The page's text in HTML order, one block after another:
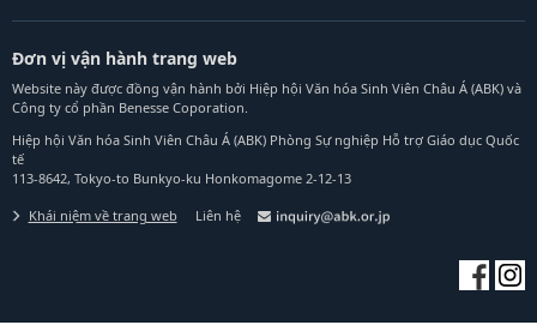
Đơn vị vận hành trang web
Website này được đồng vận hành bởi Hiệp hội Văn hóa Sinh Viên Châu Á (ABK) và
Công ty cổ phần Benesse Coporation.
Hiệp hội Văn hóa Sinh Viên Châu Á (ABK) Phòng Sự nghiệp Hỗ trợ Giáo dục Quốc
tế
113-8642, Tokyo-to Bunkyo-ku Honkomagome 2-12-13
Khái niệm về trang web Liên hệ